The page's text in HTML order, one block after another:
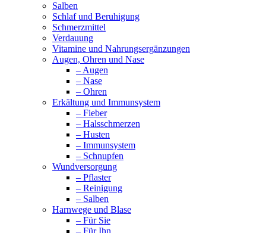
Salben
Schlaf und Beruhigung
Schmerzmittel
Verdauung
Vitamine und Nahrungsergänzungen
Augen, Ohren und Nase
– Augen
– Nase
– Ohren
Erkältung und Immunsystem
– Fieber
– Halsschmerzen
– Husten
– Immunsystem
– Schnupfen
Wundversorgung
– Pflaster
– Reinigung
– Salben
Harnwege und Blase
– Für Sie
– Für Ihn